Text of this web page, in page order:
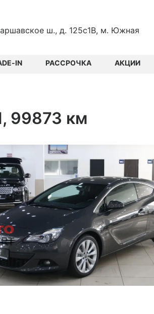
ш., д. 125с1В, м. Южная
IN РАССРОЧКА АКЦИИ
99873 км